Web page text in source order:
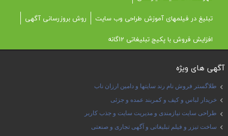
تبلیغ در فیلمهای آموزش طراحی وب سایت
روش بروزرسانی آگهی
افزایش فروش با پکیج تبلیغاتی 12گانه
آگهی های ویژه
طلاگستر فروش نام رند سایتها و دامین ارزان ناب
خریدار لباس و کیف و کمربند عمده و جزئی
طراحی سایت نیازمندی و مدیریت سایت و جذب کاربر
ساخت تیزر و فیلم تبلیغاتی و آگهی تجاری و صنعتی